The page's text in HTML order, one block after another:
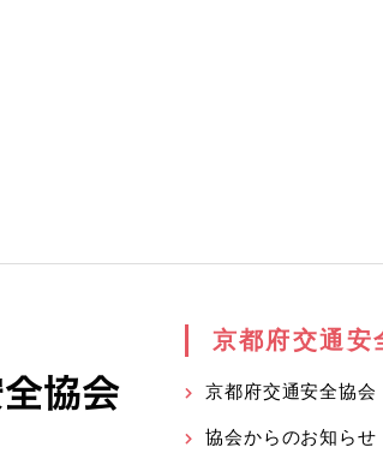
京都府交通安
京都府交通安全協会
協会からのお知らせ